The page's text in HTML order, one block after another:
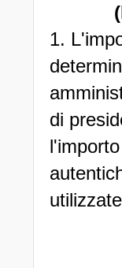
1.
di